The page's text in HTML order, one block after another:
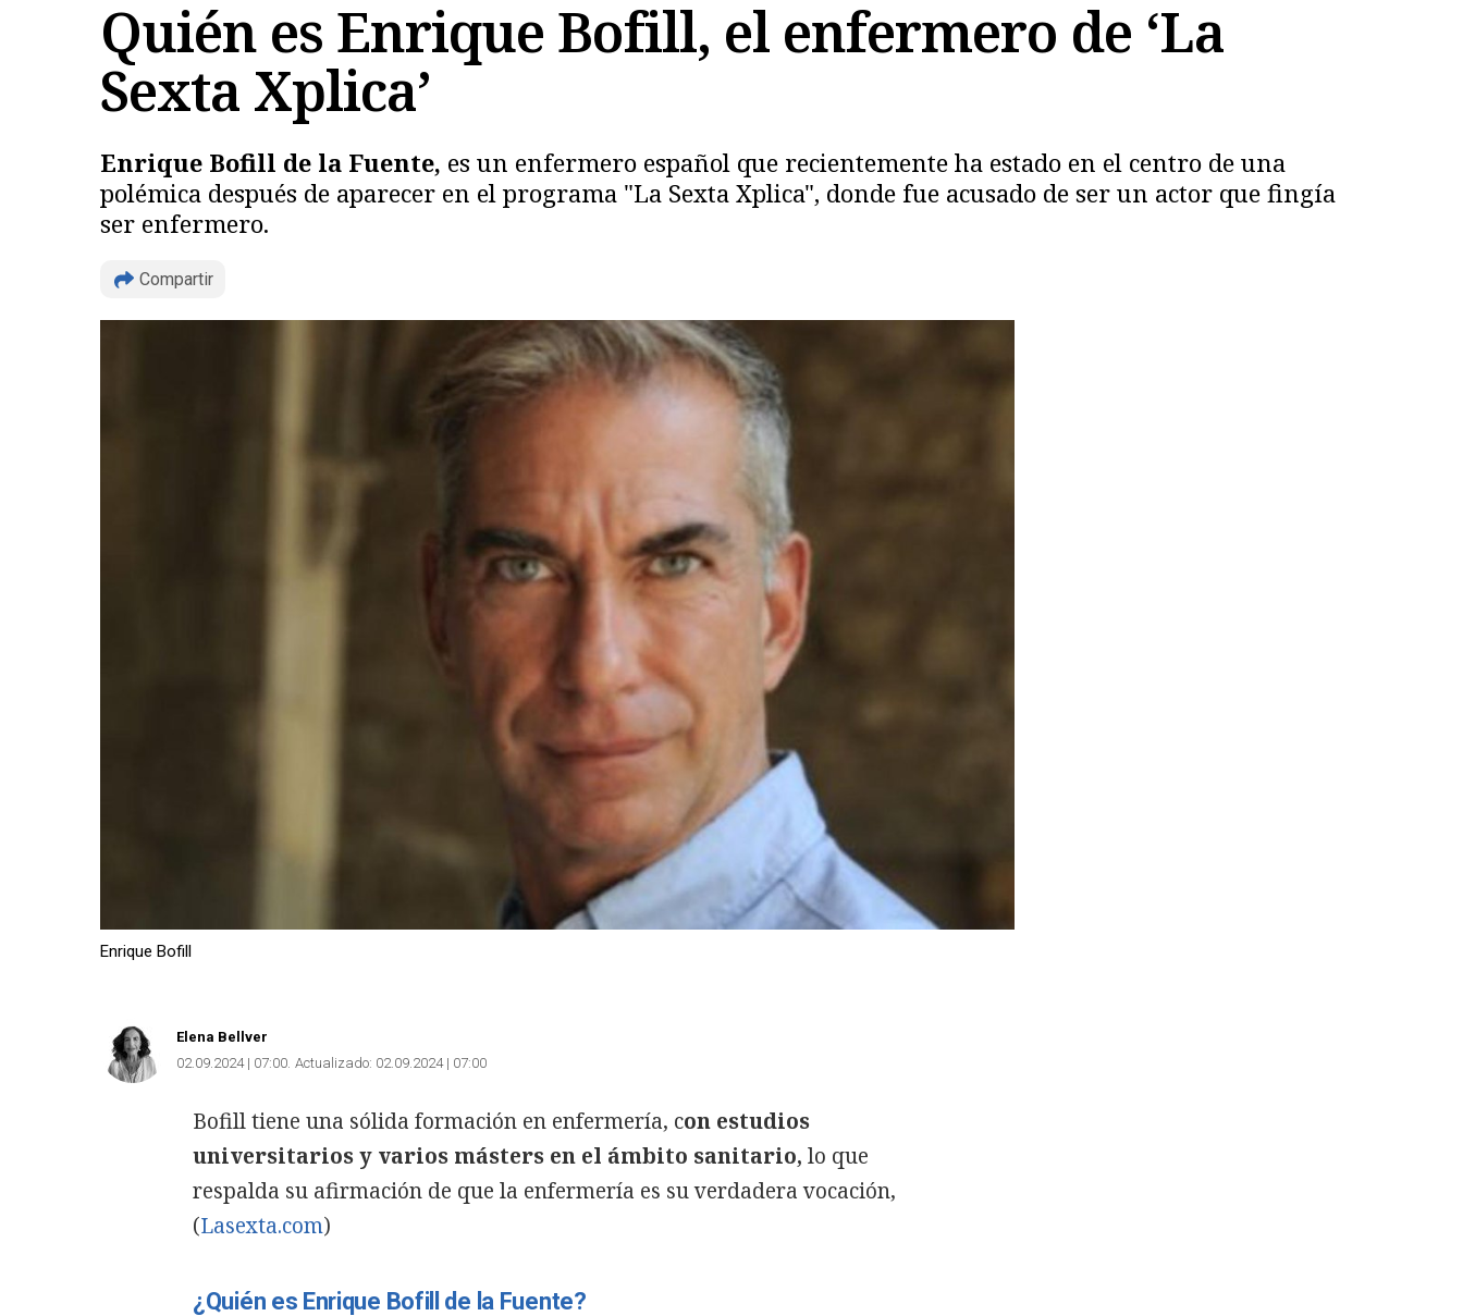
Quién es Enrique Bofill, el enfermero de ‘La
Sexta Xplica’
Enrique Bofill de la Fuente, es un enfermero español que recientemente ha estado en el centro de una
polémica después de aparecer en el programa "La Sexta Xplica", donde fue acusado de ser un actor que fingía
ser enfermero​.
Compartir
Enrique Bofill
Elena Bellver
02.09.2024 | 07:00 Actualizado: 02.09.2024 | 07:00
Bofill tiene una sólida formación en enfermería, con estudios
universitarios y varios másters en el ámbito sanitario, lo que
respalda su afirmación de que la enfermería es su verdadera vocación,
(Lasexta.com)
¿Quién es Enrique Bofill de la Fuente?